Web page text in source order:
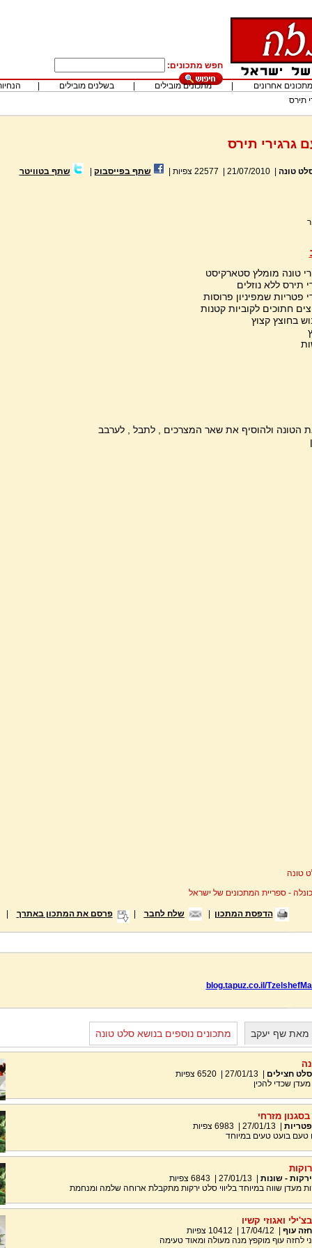
חפש מתכונים:
מתכונים אחרונים מתכונים מובילים בשלנים מובילים
תירס
גרגירי תירס
טונה |
21/07/2010
22577 צפיות שתף בפייסבוק שתף בטוויטר
הטונה ולהוסיף את שאר המצרכים , לתבל , לערבב
טונה
- ספריית המתכונים של ישראל
הדפסת המתכון שלח לחבר פרסם את המתכון באתרך
blog.tapuz.co.il/
מאת שף יעקב מתכונים נוספים בנושא סלט טונה
סלט חצילים |
27/01/13
|
6520 צפיות
שכדי להכין
מזרחי
פטריות |
27/01/13
|
6983 צפיות
טעם בועט טעים במיוחד
ירקות - שונות |
27/01/13
|
6843 צפיות
מעדן שווה במיוחד בליווי סלט ירקות מתקבלת ארוחה שלמה ומנחמת
ואגוזי קשיו
חזה עוף 17/04/12
10412 צפיות
לחזה עוף מוקפץ מנה מעולה ומאוד טעימה